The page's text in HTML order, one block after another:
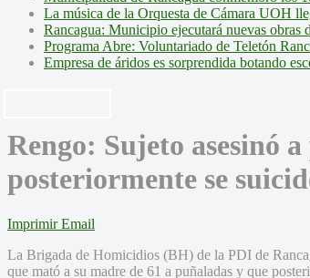
La música de la Orquesta de Cámara UOH
Rancagua: Municipio ejecutará nuevas
Programa Abre: Voluntariado de Teletón
Empresa de áridos es sorprendida botando
Rengo: Sujeto asesinó
posteriormente se
Imprimir Email
La Brigada de Homicidios (BH) de la PDI de
que mató a su madre de 61 a puñaladas y que